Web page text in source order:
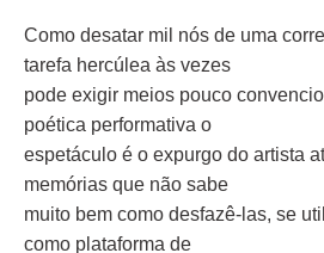
Como desatar mil nós de uma
tarefa hercúlea às vezes
pode exigir meios pouco
poética performativa o
espetáculo é o expurgo do artista
memórias que não sabe
muito bem como desfazê-las, se
como plataforma de